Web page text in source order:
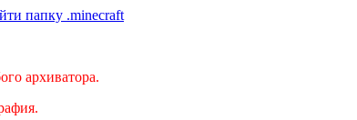
папку .minecraft
архиватора.